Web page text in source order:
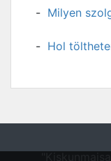
Milyen
Hol